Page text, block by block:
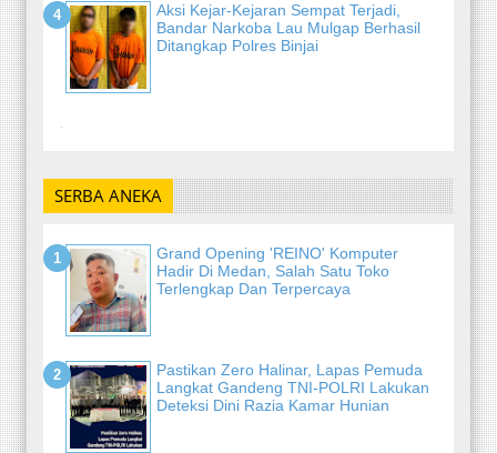
Aksi Kejar-Kejaran Sempat Terjadi,
Bandar Narkoba Lau Mulgap Berhasil
Ditangkap Polres Binjai
-
SERBA ANEKA
Grand Opening 'REINO' Komputer
Hadir Di Medan, Salah Satu Toko
Terlengkap Dan Terpercaya
Pastikan Zero Halinar, Lapas Pemuda
Langkat Gandeng TNI-POLRI Lakukan
Deteksi Dini Razia Kamar Hunian